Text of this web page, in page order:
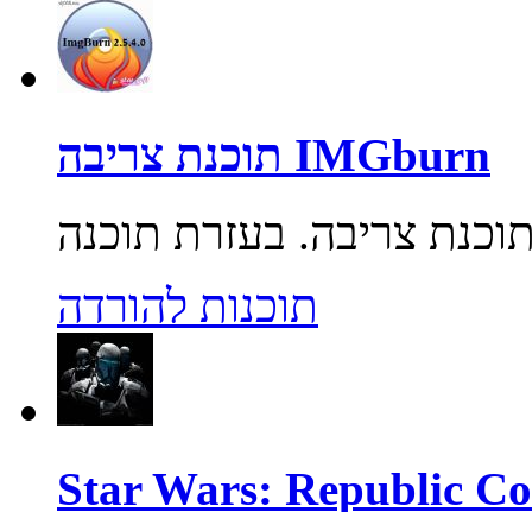
תוכנת צריבה IMGburn
תוכנות להורדה